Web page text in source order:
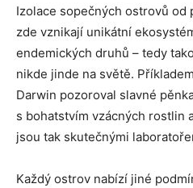
Izolace sopečných ostrovů od
zde vznikají unikátní
endemických druhů – tedy
nikde jinde na světě.
Darwin pozoroval slavné
s bohatstvím vzácných rostlin
jsou tak skutečnými
Každý ostrov nabízí jiné